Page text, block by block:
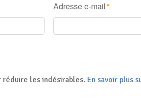
Adresse e-mail *
les indésirables. En savoir plus